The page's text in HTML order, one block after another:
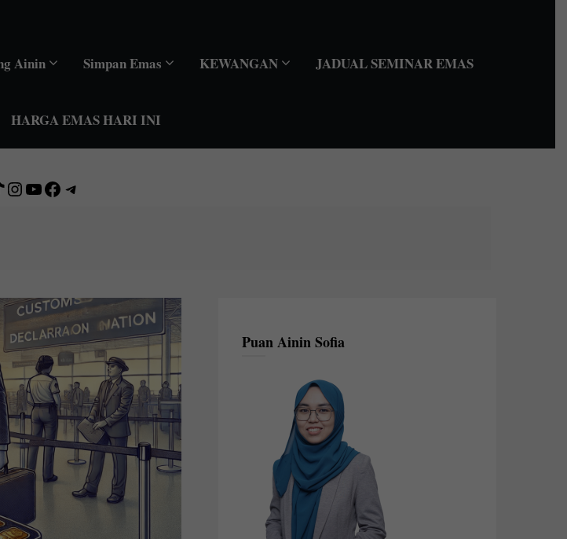
Ainin Simpan Emas KEWANGAN JADUAL SEMINAR EMAS
HARGA EMAS HARI INI
Instagram
YouTube
Facebook
Telegram
Puan Ainin Sofia